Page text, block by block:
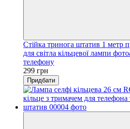
Стійка тринога штатив 1 метр
для світла кільцевої лампи
телефону
299 грн
Придбати